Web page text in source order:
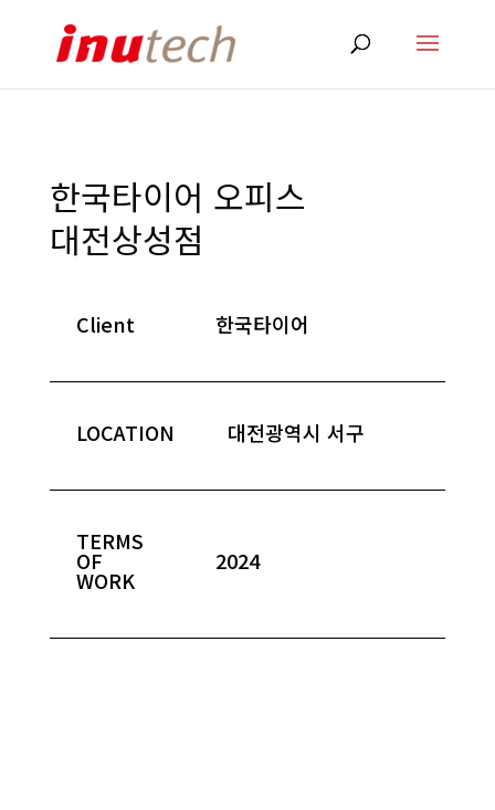
한국타이어 오피스
대전상성점
Client 한국타이어
LOCATION 대전광역시 서구
TERMS
OF
WORK
2024